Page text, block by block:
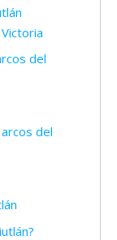
del
del